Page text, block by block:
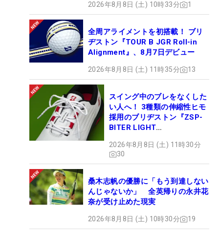
2026年8月8日 (土) 10時33分 1
全周アライメントを初搭載！ ブリ
ヂストン『TOUR B JGR Roll-in
Alignment』、8月7日デビュー
2026年8月8日 (土) 11時35分 13
スイング中のブレをなくした
い人へ！ 3種類の伸縮性ヒモ
採用のブリヂストン『ZSP-
BITER LIGHT
ュー
2026年8月8日 (土) 11時30分
30
桑木志帆の優勝に「もう到達しない
んじゃないか」 全英帰りの永井花
奈が受け止めた現実
2026年8月8日 (土) 10時30分 19